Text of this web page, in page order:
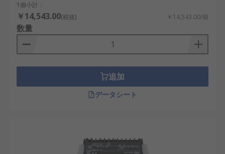
1個小計：
￥14,543.00(税抜) ￥14,543.00/個
数量
追加
データシート